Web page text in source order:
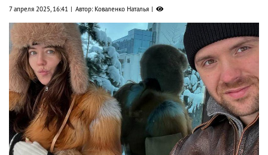
7 апреля 2025, 16:41 Автор: Коваленко Наталья